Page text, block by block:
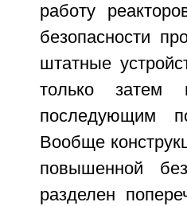
работу
безопасности
штатные
только затем
последующим
Вообще
повышенной
разделен